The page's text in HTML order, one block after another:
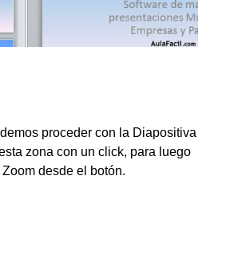
proceder con la Diapositiva
zona con un click, para luego
desde el botón.